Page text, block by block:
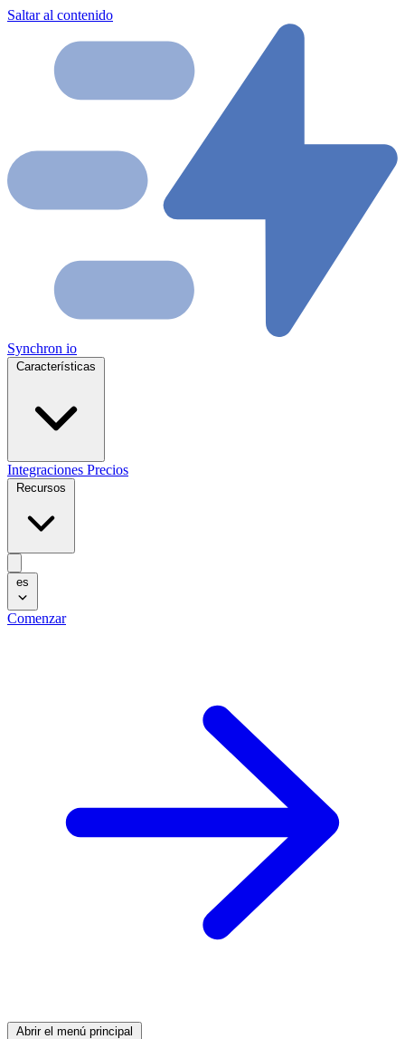
Saltar al contenido
Synchron io
Integraciones Precios
es
Comenzar
Abrir el menú principal